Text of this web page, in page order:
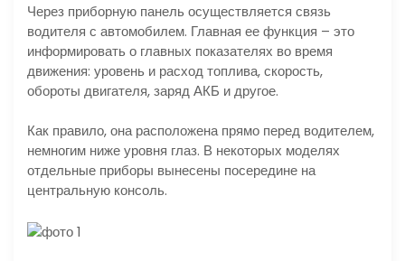
Через приборную панель осуществляется связь
водителя с автомобилем. Главная ее функция – это
информировать о главных показателях во время
движения: уровень и расход топлива, скорость,
обороты двигателя, заряд АКБ и другое.
Как правило, она расположена прямо перед водителем,
немногим ниже уровня глаз. В некоторых моделях
отдельные приборы вынесены посередине на
центральную консоль.